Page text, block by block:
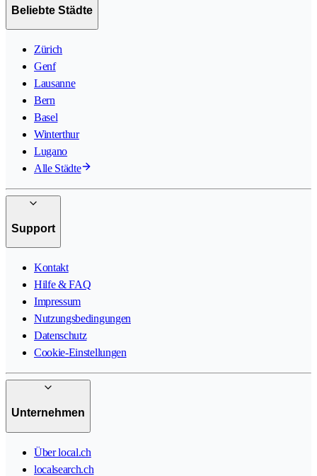
Beliebte Städte
Zürich
Genf
Lausanne
Bern
Basel
Winterthur
Lugano
Alle Städte
Support
Kontakt
Hilfe & FAQ
Impressum
Nutzungsbedingungen
Datenschutz
Cookie-Einstellungen
Unternehmen
Über local.ch
localsearch.ch